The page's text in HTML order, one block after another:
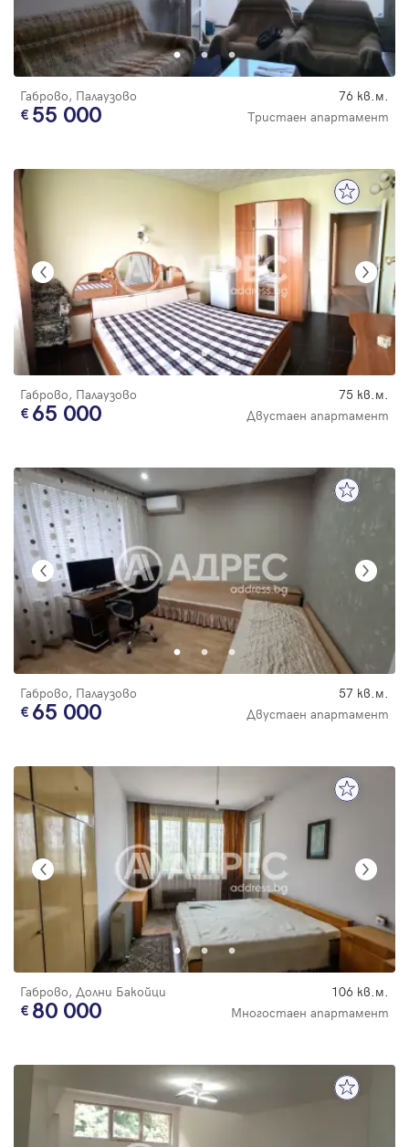
Габрово, Палаузово 76 кв.м.
55 000 Тристаен апартамент
Габрово, Палаузово 75 кв.м.
65 000 Двустаен апартамент
Габрово, Палаузово 57 кв.м.
65 000 Двустаен апартамент
Габрово, Долни Бакойци 106 кв.м.
80 000 Многостаен апартамент